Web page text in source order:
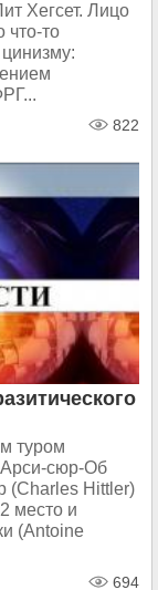
Хегсет. Лицо
что-то
822
туром
сюр-Об
(Charles Hittler)
место и
(Antoine
694